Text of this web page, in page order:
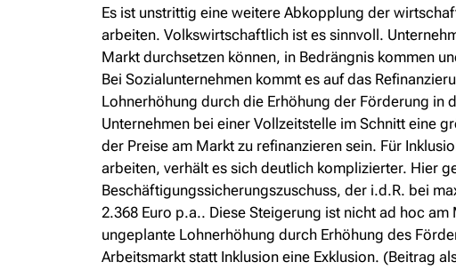
Es ist unstrittig eine weitere Abkopplung der
arbeiten. Volkswirtschaftlich ist es sinnvoll.
Markt durchsetzen können, in Bedrängnis kommen
Bei Sozialunternehmen kommt es auf das
Lohnerhöhung durch die Erhöhung der Förderung
Unternehmen bei einer Vollzeitstelle im Schnitt eine
der Preise am Markt zu refinanzieren sein. Für
arbeiten, verhält es sich deutlich komplizierter. Hier
Beschäftigungssicherungszuschuss, der i.d.R. bei
2.368 Euro p.a.. Diese Steigerung ist nicht ad hoc
ungeplante Lohnerhöhung durch Erhöhung des
Arbeitsmarkt statt Inklusion eine Exklusion. (Beitrag